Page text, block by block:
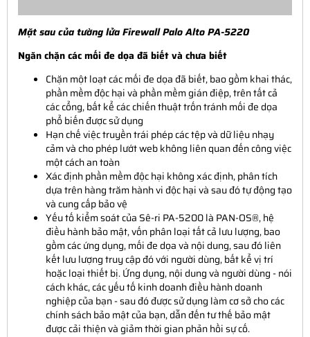
Mặt sau của tường lửa FirewallPalo Alto PA-5220
Ngăn chặn các mối đe dọa đã biết và chưa biết
Chặn một loạt các mối đe dọa đã biết, bao gồm khai thác,
phần mềm độc hại và phần mềm gián điệp, trên tất cả
các cổng, bất kể các chiến thuật trốn tránh mối đe dọa
phổ biến được sử dụng
Hạn chế việc truyền trái phép các tệp và dữ liệu nhạy
cảm và cho phép lướt web không liên quan đến công việc
một cách an toàn
Xác định phần mềm độc hại không xác định, phân tích
dựa trên hàng trăm hành vi độc hại và sau đó tự động tạo
và cung cấp bảo vệ
Yếu tố kiểm soát của Sê-ri PA-5200 là PAN-OS®, hệ
điều hành bảo mật, vốn phân loại tất cả lưu lượng, bao
gồm các ứng dụng, mối đe dọa và nội dung, sau đó liên
kết lưu lượng truy cập đó với người dùng, bất kể vị trí
hoặc loại thiết bị. Ứng dụng, nội dung và người dùng - nói
cách khác, các yếu tố kinh doanh điều hành doanh
nghiệp của bạn - sau đó được sử dụng làm cơ sở cho các
chính sách bảo mật của bạn, dẫn đến tư thế bảo mật
được cải thiện và giảm thời gian phản hồi sự cố.